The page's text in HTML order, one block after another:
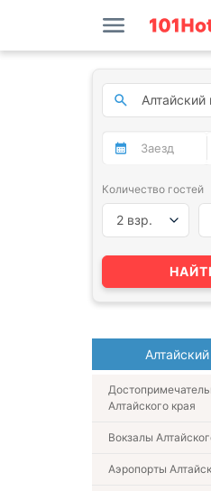
Количество гостей
2 взр.
Алтайского края
Вокзалы
Аэропорты